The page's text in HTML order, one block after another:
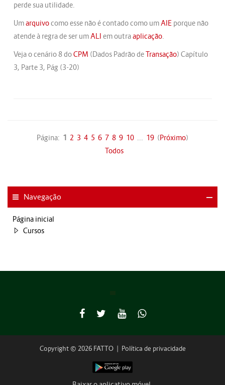
perde sua utilidade.
Umarquivocomo esse não é contado como umAIEporque não
atende à regra de ser umALI em outraaplicação.
Veja o cenário 8 doCPM (Dados Padrão deTransação) Capítulo
3, Parte 3, Pág (3-20)
Página: 1 2 3 4 5 6 7 8 9 10 ... 19 (Próximo)
Todos
Navegação
Página inicial
Cursos
Copyright © 2026 FATTO | Política de privacidade